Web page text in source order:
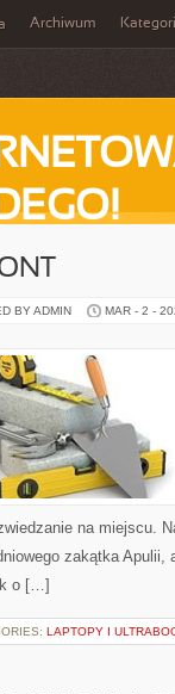
Archiwum
BY ADMIN MAR - 2 -
na miejscu.
zakątka
o […]
LAPTOPY I